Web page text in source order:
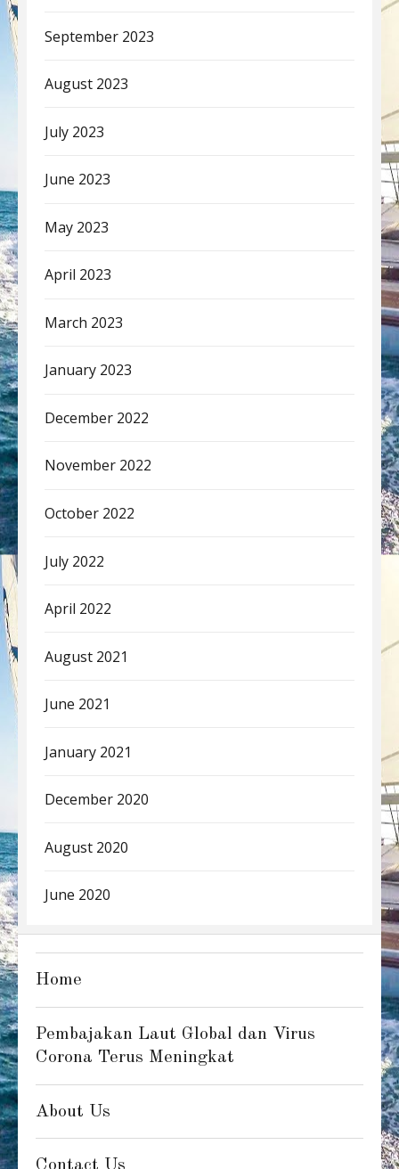
September 2023
August 2023
July 2023
June 2023
May 2023
April 2023
March 2023
January 2023
December 2022
November 2022
October 2022
July 2022
April 2022
August 2021
June 2021
January 2021
December 2020
August 2020
June 2020
Home
Pembajakan Laut Global dan Virus
Corona Terus Meningkat
About Us